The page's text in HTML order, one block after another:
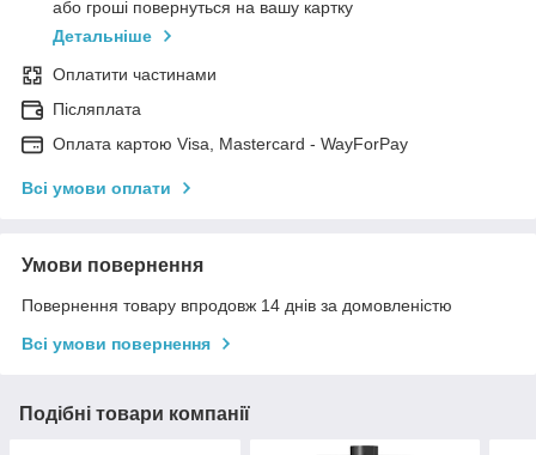
або гроші повернуться на вашу картку
Детальніше
Оплатити частинами
Післяплата
Оплата картою Visa, Mastercard - WayForPay
Всі умови оплати
Умови повернення
Повернення товару впродовж 14 днів за домовленістю
Всі умови повернення
Подібні товари компанії